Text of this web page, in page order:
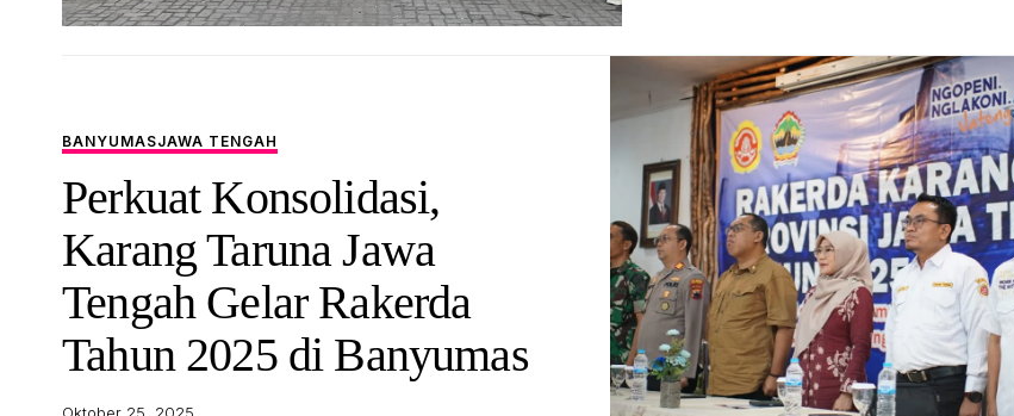
BANYUMASJAWA TENGAH
Perkuat Konsolidasi,
Karang Taruna Jawa
Tengah Gelar Rakerda
Tahun 2025 di Banyumas